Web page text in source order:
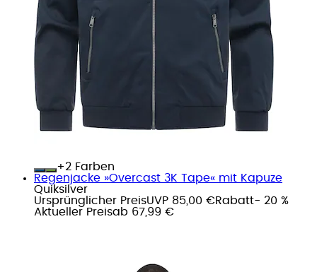
+
Farben
Regenjacke »Overcast 3K Tape« mit Kapuze
Quiksilver
Ursprünglicher PreisUVP 85,00 €Rabatt- 20 %
Aktueller Preisab 67,99 €